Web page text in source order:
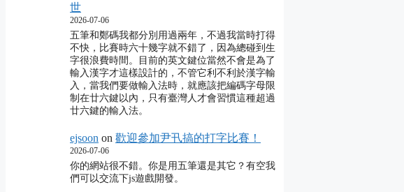
世
2026-07-06
五筆和鄭碼我都分別用過兩年，不過我當時打得
不快，比賽時六十幾字就不錯了，因為總碰到生
字很浪費時間。目前的英文鍵位當然不會是為了
輸入漢字才這樣設計的，不管它利不利於漢字輸
入，當我們要做輸入法時，就應該把編碼字母限
制在廿六鍵以內，只有臺灣人才會習慣這種超過
廿六鍵的輸入法。
ejsoon on 歡迎參加尹卂搞的打字比賽！
2026-07-06
你的網站很不錯。你是用五筆還是其它？有空我
們可以交流下js遊戲開發。